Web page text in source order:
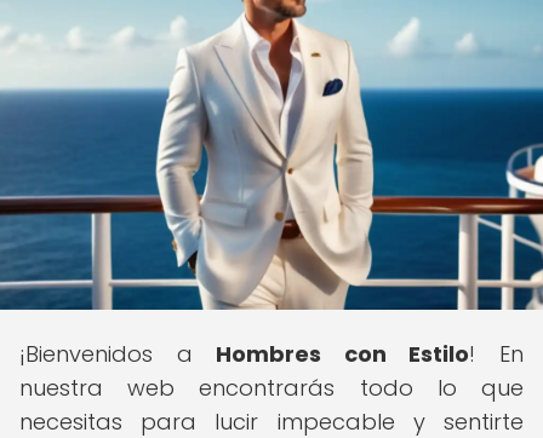
¡Bienvenidos a Hombres con Estilo! En
nuestra web encontrarás todo lo que
necesitas para lucir impecable y sentirte